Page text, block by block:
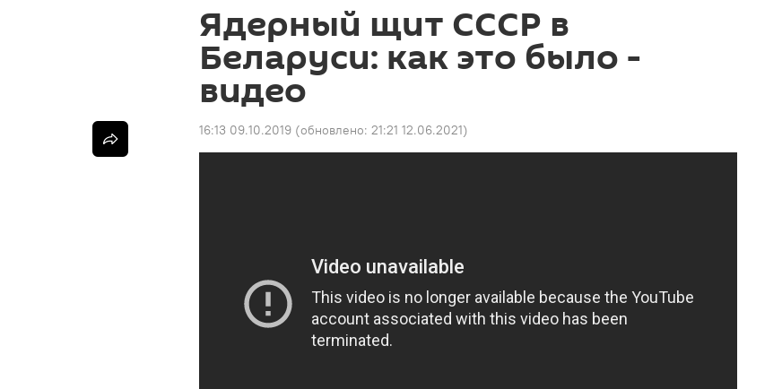
Ядерный щит СССР в
Беларуси: как это было -
видео
16:13 09.10.2019 (обновлено: 21:21 12.06.2021)